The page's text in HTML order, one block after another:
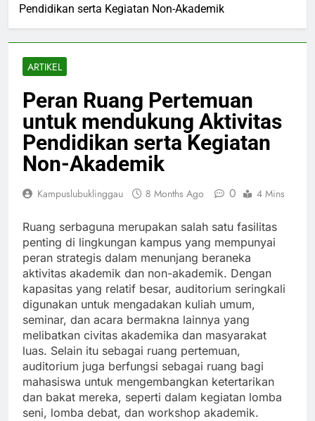
Pendidikan serta Kegiatan Non-Akademik
ARTIKEL
Peran Ruang Pertemuan
untuk mendukung Aktivitas
Pendidikan serta Kegiatan
Non-Akademik
Kampuslubuklinggau 8 Months Ago 0 4 Mins
Ruang serbaguna merupakan salah satu fasilitas
penting di lingkungan kampus yang mempunyai
peran strategis dalam menunjang beraneka
aktivitas akademik dan non-akademik. Dengan
kapasitas yang relatif besar, auditorium seringkali
digunakan untuk mengadakan kuliah umum,
seminar, dan acara bermakna lainnya yang
melibatkan civitas akademika dan masyarakat
luas. Selain itu sebagai ruang pertemuan,
auditorium juga berfungsi sebagai ruang bagi
mahasiswa untuk mengembangkan ketertarikan
dan bakat mereka, seperti dalam kegiatan lomba
seni, lomba debat, dan workshop akademik.